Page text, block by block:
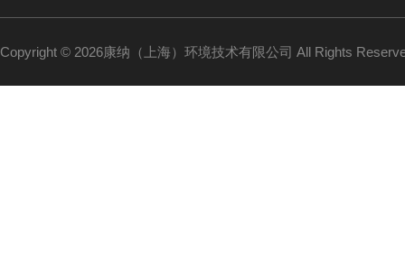
Copyright © 2026康纳（上海）环境技术有限公司 All Rights